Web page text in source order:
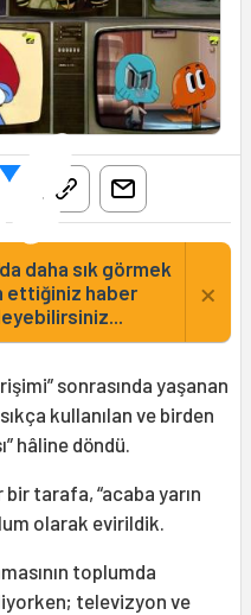
daha sık görmek
ettiğiniz haber
×
sonrasında yaşanan
kullanılan ve birden
hâline döndü.
bir tarafa, “acaba yarın
olarak evirildik.
toplumda
televizyon ve